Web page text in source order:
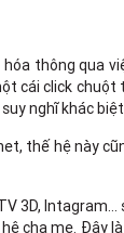
thông qua
cái click
nghĩ khác
thế hệ này
3D,
cha mẹ. Đây